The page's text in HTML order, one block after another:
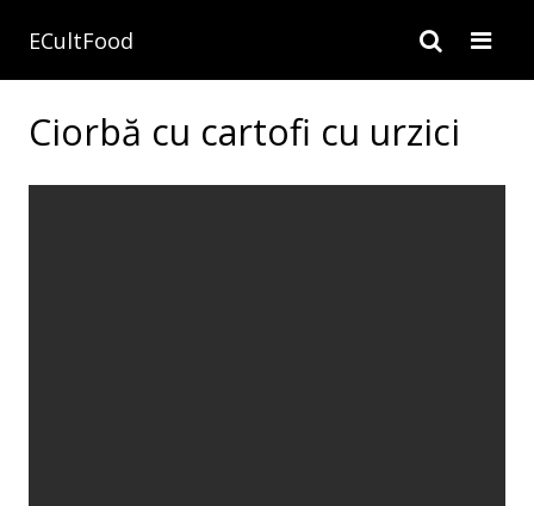
ECultFood
Ciorbă cu cartofi cu urzici